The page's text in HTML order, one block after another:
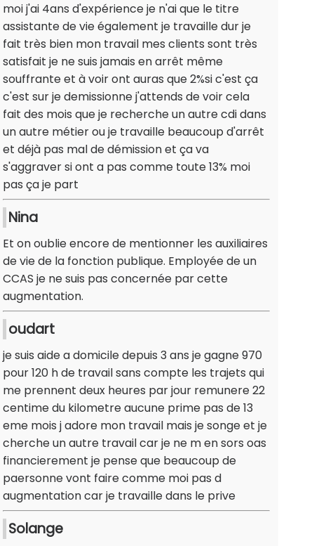
moi j'ai 4ans d'expérience je n'ai que le titre
assistante de vie également je travaille dur je
fait très bien mon travail mes clients sont très
satisfait je ne suis jamais en arrêt même
souffrante et à voir ont auras que 2%si c'est ça
c'est sur je demissionne j'attends de voir cela
fait des mois que je recherche un autre cdi dans
un autre métier ou je travaille beaucoup d'arrêt
et déjà pas mal de démission et ça va
s'aggraver si ont a pas comme toute 13% moi
pas ça je part
Nina
Et on oublie encore de mentionner les auxiliaires
de vie de la fonction publique. Employée de un
CCAS je ne suis pas concernée par cette
augmentation.
oudart
je suis aide a domicile depuis 3 ans je gagne 970
pour 120 h de travail sans compte les trajets qui
me prennent deux heures par jour remunere 22
centime du kilometre aucune prime pas de 13
eme mois j adore mon travail mais je songe et je
cherche un autre travail car je ne m en sors oas
financierement je pense que beaucoup de
paersonne vont faire comme moi pas d
augmentation car je travaille dans le prive
Solange